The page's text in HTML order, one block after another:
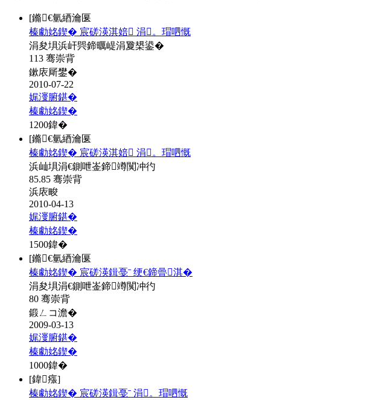
[鏅€氫綇瀹匽
榛勮姳鍥� 宸磋渶淇婄 涓。瑁呬慨
涓夋埧浜屽巺鍗曞崼涓夐槼鍙�
113 骞崇背
鏉庡厛鐢�
2010-07-22
娓濅腑鍖�
榛勮姳鍥�
1200鍏�
[鏅€氫綇瀹匽
榛勮姳鍥� 宸磋渶淇婄 涓。瑁呬慨
浜屾埧涓€鍘呭崟鍗竴闃冲彴
85.85 骞崇背
浜庡畯
2010-04-13
娓濅腑鍖�
榛勮姳鍥�
1500鍏�
[鏅€氫綇瀹匽
榛勮姳鍥� 宸磋渶鍓戞ˉ 绠€鍗曡淇�
涓夋埧涓€鍘呭崟鍗竴闃冲彴
80 骞崇背
鍛ㄥコ澹�
2009-03-13
娓濅腑鍖�
榛勮姳鍥�
1000鍏�
[鍏瘬]
榛勮姳鍥� 宸磋渶鍓戞ˉ 涓。瑁呬慨